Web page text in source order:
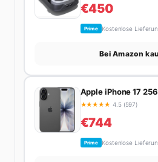
€450
Prime Kostenlose
Bei Amazon
Apple iPhone 17 256
★★★★★ 4.5 (597)
€744
Prime Kostenlose